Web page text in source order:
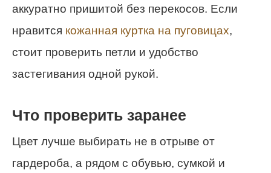
аккуратно пришитой без перекосов. Если
нравится кожанная куртка на пуговицах,
стоит проверить петли и удобство
застегивания одной рукой.
Что проверить заранее
Цвет лучше выбирать не в отрыве от
гардероба, а рядом с обувью, сумкой и